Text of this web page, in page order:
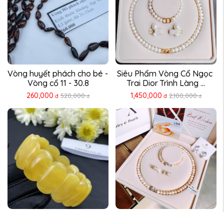
Vòng huyết phách cho bé -
Vòng cổ 11 - 30.8
260,000 đ 520,000 đ
Siêu Phẩm Vòng Cổ Ngọc
Trai Dior Trình Làng ...
1,450,000 đ 2,100,000 đ